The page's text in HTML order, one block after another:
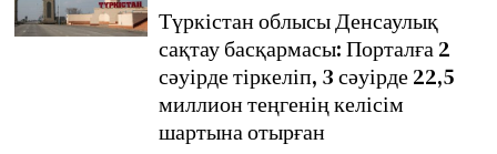
Түркістан облысы Денсаулық
сақтау басқармасы: Порталға 2
сәуірде тіркеліп, 3 сәуірде 22,5
миллион теңгенің келісім
шартына отырған